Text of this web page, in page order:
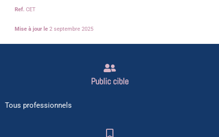
Ref. CET
Mise à jour le 2 septembre 2025
Public cible
Tous professionnels